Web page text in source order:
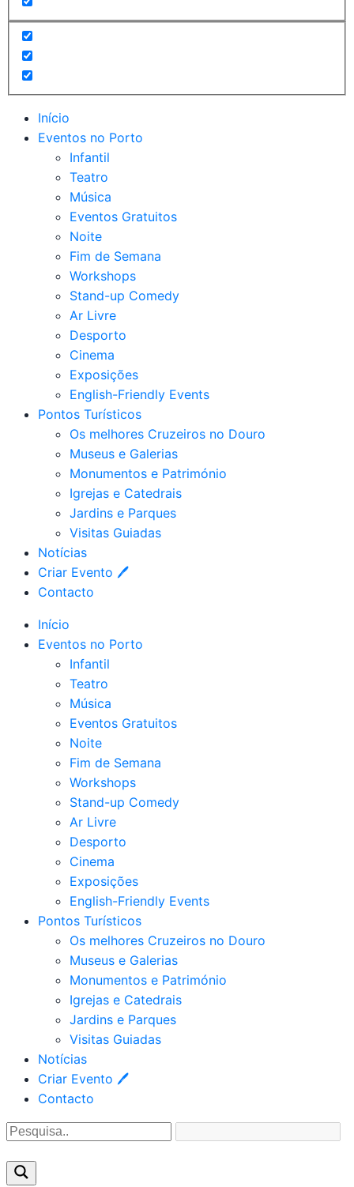
Início
Eventos no Porto
Infantil
Teatro
Música
Eventos Gratuitos
Noite
Fim de Semana
Workshops
Stand-up Comedy
Ar Livre
Desporto
Cinema
Exposições
English-Friendly Events
Pontos Turísticos
Os melhores Cruzeiros no Douro​
Museus e Galerias
Monumentos e Património
Igrejas e Catedrais
Jardins e Parques
Visitas Guiadas
Notícias
Criar Evento 🖊
Contacto
Início
Eventos no Porto
Infantil
Teatro
Música
Eventos Gratuitos
Noite
Fim de Semana
Workshops
Stand-up Comedy
Ar Livre
Desporto
Cinema
Exposições
English-Friendly Events
Pontos Turísticos
Os melhores Cruzeiros no Douro​
Museus e Galerias
Monumentos e Património
Igrejas e Catedrais
Jardins e Parques
Visitas Guiadas
Notícias
Criar Evento 🖊
Contacto